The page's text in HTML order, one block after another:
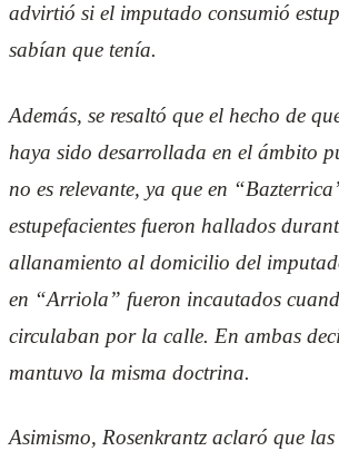
advirtió si el imputado consumió
sabían que tenía.
Además, se resaltó que el hecho de
haya sido desarrollada en el ámbito
no es relevante, ya que en
estupefacientes fueron hallados
allanamiento al domicilio del
en “Arriola” fueron incautados
circulaban por la calle. En ambas
mantuvo la misma doctrina.
Asimismo, Rosenkrantz aclaró que las